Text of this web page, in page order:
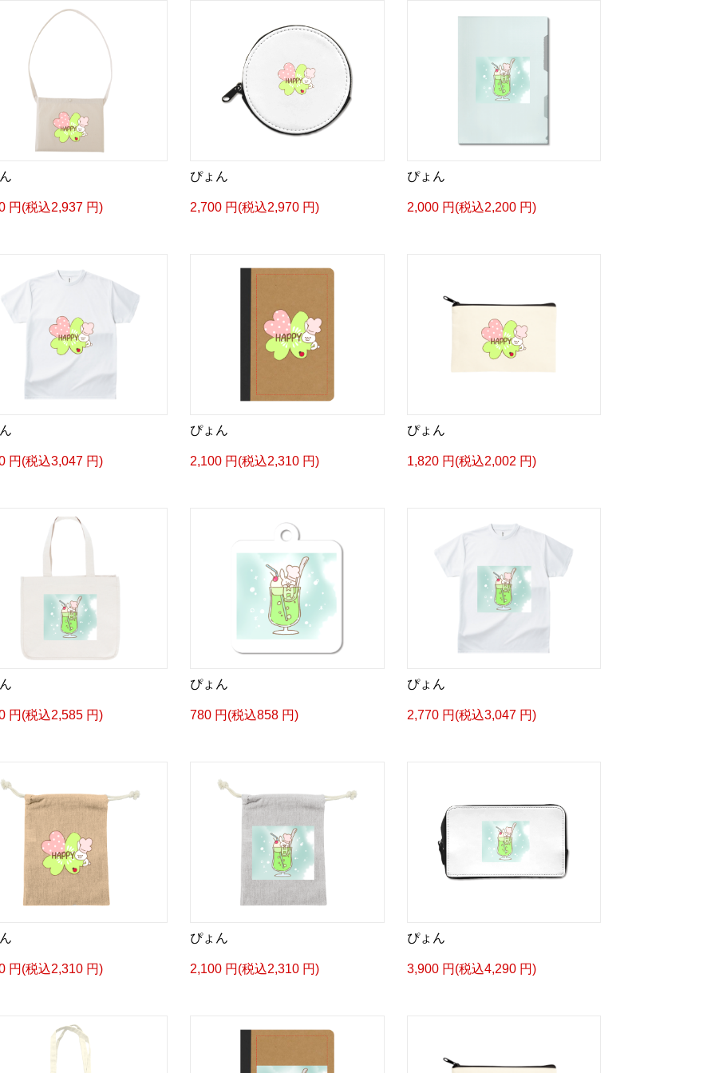
円(税込2,937 円)
ぴょん
2,700 円(税込2,970 円)
ぴょん
2,000 円(税込2,200 円)
円(税込3,047 円)
ぴょん
2,100 円(税込2,310 円)
ぴょん
1,820 円(税込2,002 円)
円(税込2,585 円)
ぴょん
780 円(税込858 円)
ぴょん
2,770 円(税込3,047 円)
円(税込2,310 円)
ぴょん
2,100 円(税込2,310 円)
ぴょん
3,900 円(税込4,290 円)